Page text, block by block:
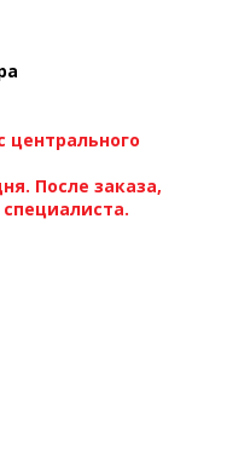
центрального
После заказа,